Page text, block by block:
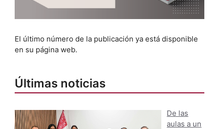
El último número de la publicación ya está disponible
en su página web.
Últimas noticias
De las
aulas a un